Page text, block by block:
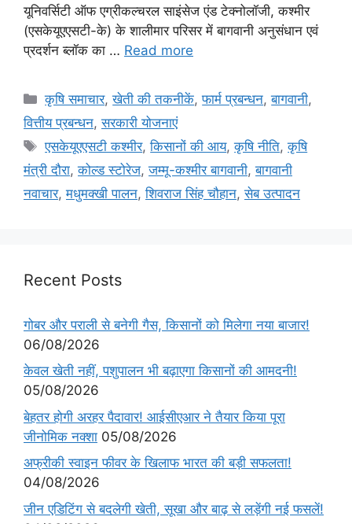
यूनिवर्सिटी ऑफ एग्रीकल्चरल साइंसेज एंड टेक्नोलॉजी, कश्मीर
(एसकेयूएएसटी-के) के शालीमार परिसर में बागवानी अनुसंधान एवं
प्रदर्शन ब्लॉक का … Read more
कृषि समाचार,खेती की तकनीकें,फार्म प्रबन्धन,बागवानी,
वित्तीय प्रबन्धन,सरकारी योजनाएं
एसकेयूएएसटी कश्मीर,किसानों की आय,कृषि नीति,कृषि
मंत्री दौरा,कोल्ड स्टोरेज,जम्मू-कश्मीर बागवानी,बागवानी
नवाचार,मधुमक्खी पालन,शिवराज सिंह चौहान,सेब उत्पादन
Recent Posts
गोबर और पराली से बनेगी गैस, किसानों को मिलेगा नया बाजार!
06/08/2026
केवल खेती नहीं, पशुपालन भी बढ़ाएगा किसानों की आमदनी!
05/08/2026
बेहतर होगी अरहर पैदावार! आईसीएआर ने तैयार किया पूरा
जीनोमिक नक्शा 05/08/2026
अफ्रीकी स्वाइन फीवर के खिलाफ भारत की बड़ी सफलता!
04/08/2026
जीन एडिटिंग से बदलेगी खेती, सूखा और बाढ़ से लड़ेंगी नई फसलें!